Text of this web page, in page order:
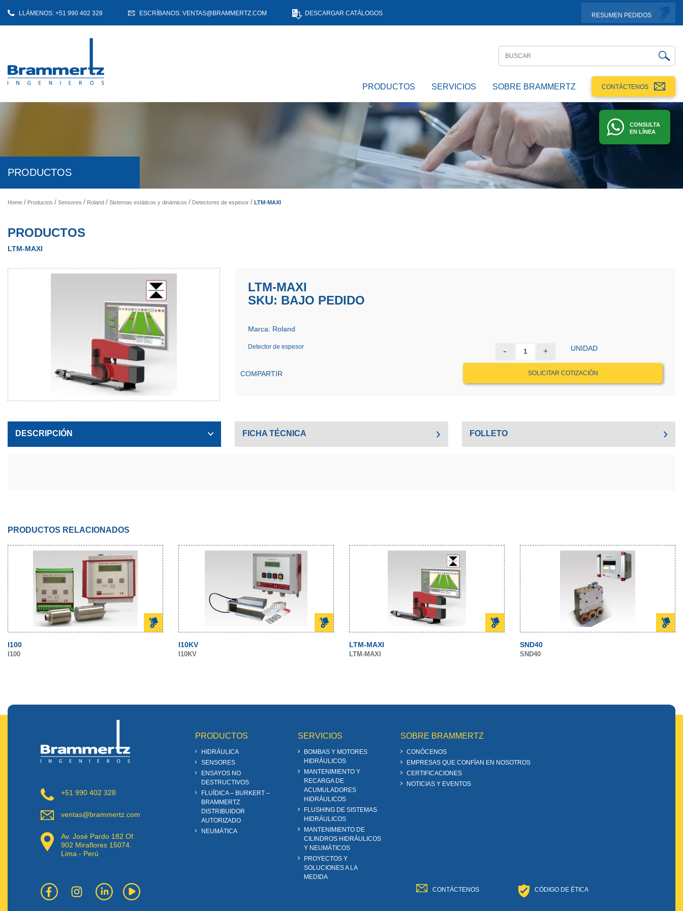
LLÁMENOS: +51 990 402 328 ESCRÍBANOS: VENTAS@BRAMMERTZ.COM DESCARGAR CATÁLOGOS RESUMEN PEDIDOS
PRODUCTOS SERVICIOS SOBRE BRAMMERTZ CONTÁCTENOS
CONSULTA
EN LÍNEA
PRODUCTOS
Home Productos Sensores Roland Sistemas estáticos y dinámicos Detectores de espesor LTM-MAXI
PRODUCTOS
LTM-MAXI
LTM-MAXI
SKU: BAJO PEDIDO
Marca: Roland
Detector de espesor - 1 + UNIDAD
COMPARTIR SOLICITAR COTIZACIÓN
DESCRIPCIÓN FICHA TÉCNICA FOLLETO
PRODUCTOS RELACIONADOS
I100
I100
I10KV
I10KV
LTM-MAXI
LTM-MAXI
SND40
SND40
+51 990 402 328
ventas@brammertz.com
Av. José Pardo 182 Of.
902 Miraflores 15074.
Lima - Perú
PRODUCTOS
HIDRÁULICA
SENSORES
ENSAYOS NO
DESTRUCTIVOS
FLUÍDICA – BURKERT –
BRAMMERTZ
DISTRIBUIDOR
AUTORIZADO
NEUMÁTICA
SERVICIOS
BOMBAS Y MOTORES
HIDRÁULICOS
MANTENIMIENTO Y
RECARGA DE
ACUMULADORES
HIDRÁULICOS
FLUSHING DE SISTEMAS
HIDRÁULICOS
MANTENIMIENTO DE
CILINDROS HIDRÁULICOS
Y NEUMÁTICOS
PROYECTOS Y
SOLUCIONES A LA
MEDIDA
SOBRE BRAMMERTZ
CONÓCENOS
EMPRESAS QUE CONFÍAN EN NOSOTROS
CERTIFICACIONES
NOTICIAS Y EVENTOS
CONTÁCTENOS CÓDIGO DE ÉTICA